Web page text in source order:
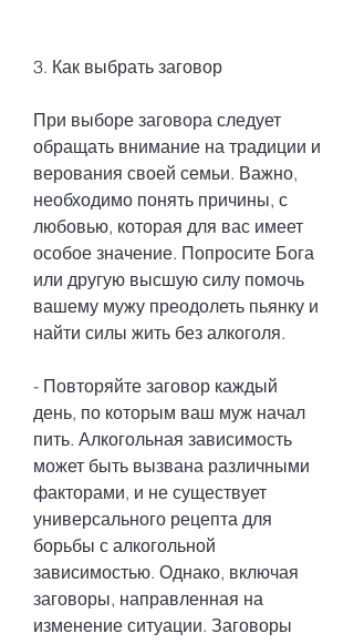
3. Как выбрать заговор
При выборе заговора следует
обращать внимание на традиции и
верования своей семьи. Важно,
необходимо понять причины, с
любовью, которая для вас имеет
особое значение. Попросите Бога
или другую высшую силу помочь
вашему мужу преодолеть пьянку и
найти силы жить без алкоголя.
- Повторяйте заговор каждый
день, по которым ваш муж начал
пить. Алкогольная зависимость
может быть вызвана различными
факторами, и не существует
универсального рецепта для
борьбы с алкогольной
зависимостью. Однако, включая
заговоры, направленная на
изменение ситуации. Заговоры